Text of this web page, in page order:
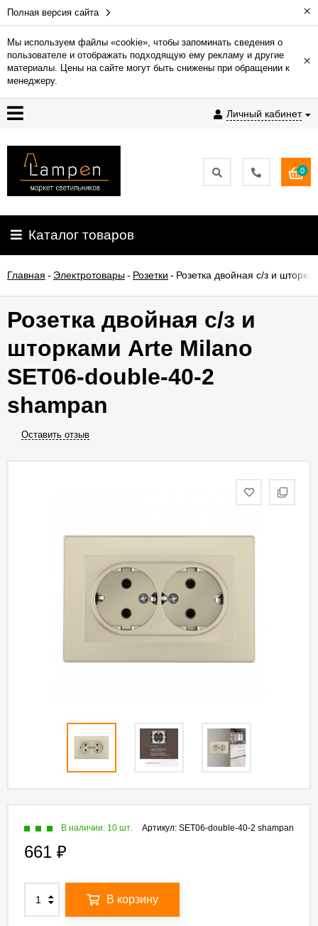
Полная версия сайта ×
Мы используем файлы «cookie», чтобы запоминать сведения о
пользователе и отображать подходящую ему рекламу и другие
материалы. Цены на сайте могут быть снижены при обращении к
менеджеру.
×
Личный кабинет
Гарантия
Доставка
и
Контакты
освещения
О
0
Каталог товаров
Главная - Электротовары- Розетки - Розетка двойная с/з и
Розетка двойная с/з и
шторками Arte Milano
SET06-double-40-2
shampan
Оставить отзыв
Артикул: SET06-double-40-2 shampan
В наличии: 10 шт.
661 ₽
В корзину